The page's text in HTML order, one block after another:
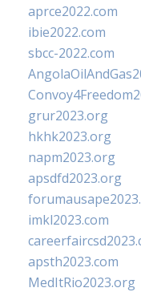
aprce2022.com
ibie2022.com
sbcc-2022.com
grur2023.org
hkhk2023.org
napm2023.org
apsdfd2023.org
imkl2023.com
apsth2023.com
MedItRio2023.org